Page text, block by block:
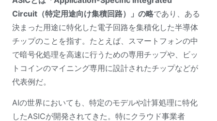
Circuit（特定用途向け集積回路）」の略であり、ある
決まった用途に特化した電子回路を集積化した半導体
チップのことを指す。たとえば、スマートフォンの中
で暗号化処理を高速に行うための専用チップや、ビッ
トコインのマイニング専用に設計されたチップなどが
代表例だ。
AIの世界においても、特定のモデルや計算処理に特化
したASICが開発されてきた。特にクラウド事業者